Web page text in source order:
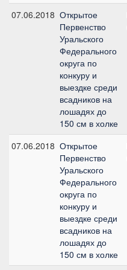
07.06.2018 Открытое
Первенство
Уральского
Федерального
округа по
конкуру и
выездке среди
всадников на
лошадях до
150 см в холке
07.06.2018 Открытое
Первенство
Уральского
Федерального
округа по
конкуру и
выездке среди
всадников на
лошадях до
150 см в холке